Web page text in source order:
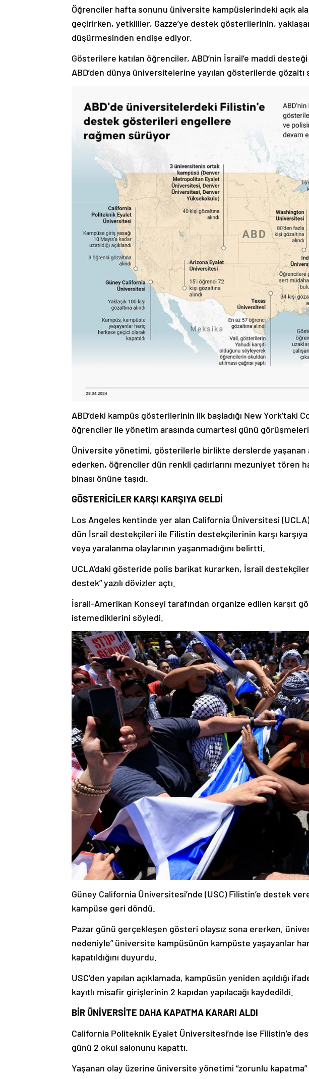
Öğrenciler hafta sonunu üniversite kampüslerindeki açık
geçirirken, yetkililer, Gazze’ye destek gösterilerinin,
düşürmesinden endişe ediyor.
Gösterilere katılan öğrenciler, ABD’nin İsrail’e maddi
ABD’den dünya üniversitelerine yayılan gösterilerde gözaltı
ABD’deki kampüs gösterilerinin ilk başladığı New York’taki
öğrenciler ile yönetim arasında cumartesi günü
Üniversite yönetimi, gösterilerle birlikte derslerde yaşanan
ederken, öğrenciler dün renkli çadırlarını mezuniyet tören
binası önüne taşıdı.
GÖSTERİCİLER KARŞI KARŞIYA GELDİ
Los Angeles kentinde yer alan California Üniversitesi (UCLA)
dün İsrail destekçileri ile Filistin destekçilerinin karşı
veya yaralanma olaylarının yaşanmadığını belirtti.
UCLA’daki gösteride polis barikat kurarken, İsrail
destek” yazılı dövizler açtı.
İsrail-Amerikan Konseyi tarafından organize edilen karşıt
istemediklerini söyledi.
Güney California Üniversitesi’nde (USC) Filistin’e destek
kampüse geri döndü.
Pazar günü gerçekleşen gösteri olaysız sona ererken,
nedeniyle” üniversite kampüsünün kampüste yaşayanlar
kapatıldığını duyurdu.
USC’den yapılan açıklamada, kampüsün yeniden açıldığı
kayıtlı misafir girişlerinin 2 kapıdan yapılacağı kaydedildi.
BİR ÜNİVERSİTE DAHA KAPATMA KARARI ALDI
California Politeknik Eyalet Üniversitesi’nde ise Filistin’e
günü 2 okul salonunu kapattı.
Yaşanan olay üzerine üniversite yönetimi “zorunlu kapatma”